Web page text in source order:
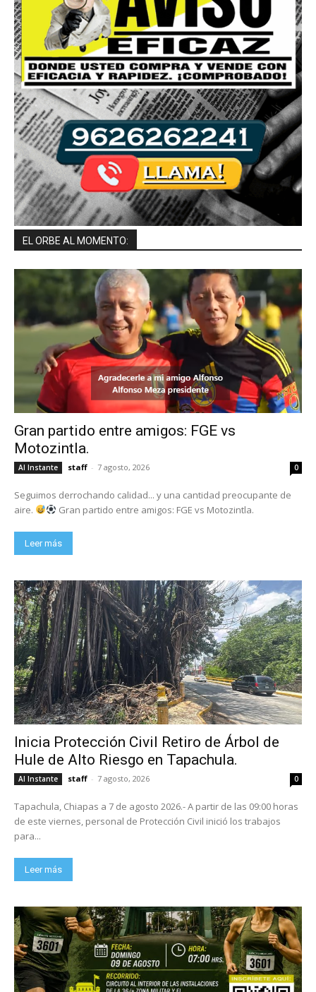
EL ORBE AL MOMENTO:
Gran partido entre amigos: FGE vs
Motozintla.
Al Instante staff - 7 agosto, 2026 0
Seguimos derrochando calidad... y una cantidad preocupante de
aire.
Gran partido entre amigos: FGE vs Motozintla.
Leer más
Inicia Protección Civil Retiro de Árbol de
Hule de Alto Riesgo en Tapachula.
Al Instante staff - 7 agosto, 2026 0
Tapachula, Chiapas a 7 de agosto 2026.- A partir de las 09:00 horas
de este viernes, personal de Protección Civil inició los trabajos
para...
Leer más